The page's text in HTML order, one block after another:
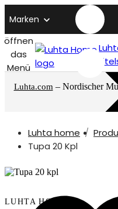
Marken
öffnen
das
Menü
Luhta.com – Nordischer
Luhta home
Tupa 20 Kpl
LUHTA HOME